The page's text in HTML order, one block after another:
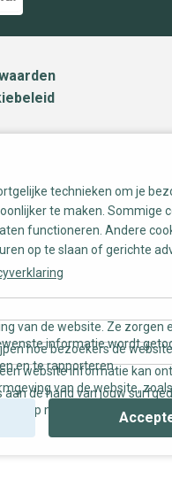
technieken om je
te maken. Sommige
functioneren. Andere
op te slaan of gerichte
van de website. Ze zorgen
informatie wordt
hoe bezoekers de
en te rapporteren.
website informatie kan
van de website,
aan de hand van jouw
en op maat gemaakte